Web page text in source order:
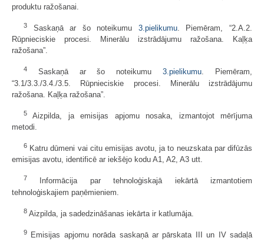
produktu ražošanai.
3 Saskaņā ar šo noteikumu 3.pielikumu. Piemēram, “2.A.2.
Rūpnieciskie procesi. Minerālu izstrādājumu ražošana. Kaļķa
ražošana”.
4 Saskaņā ar šo noteikumu3.pielikumu. Piemēram,
“3.1/3.3./3.4./3.5. Rūpnieciskie procesi. Minerālu izstrādājumu
ražošana. Kaļķa ražošana”.
5
Aizpilda, ja emisijas apjomu nosaka, izmantojot mērījuma
metodi.
6 Katru dūmeni vai citu emisijas avotu, ja to neuzskata par difūzās
emisijas avotu, identificē ar iekšējo kodu A1, A2, A3 utt.
7
Informācija par tehnoloģiskajā iekārtā izmantotiem
tehnoloģiskajiem paņēmieniem.
8 Aizpilda, ja sadedzināšanas iekārta ir katlumāja.
9
Emisijas apjomu norāda saskaņā ar pārskata III un IV sadaļā